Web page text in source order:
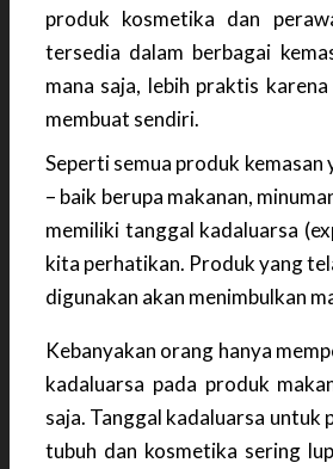
produk kosmetika dan
tersedia dalam berbagai
mana saja, lebih praktis
membuat sendiri.
Seperti semua produk kemasan
– baik berupa makanan,
memiliki tanggal kadaluarsa
kita perhatikan. Produk yang
digunakan akan menimbulkan
Kebanyakan orang hanya
kadaluarsa pada produk
saja. Tanggal kadaluarsa untuk
tubuh dan kosmetika sering